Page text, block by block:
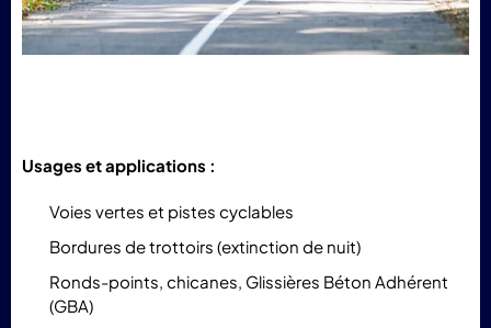
Usages et applications :
Voies vertes et pistes cyclables
Bordures de trottoirs (extinction de nuit)
Ronds-points, chicanes, Glissières Béton Adhérent
(GBA)